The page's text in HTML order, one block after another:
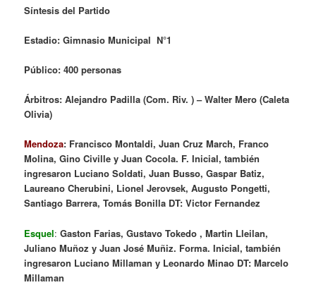
Síntesis del Partido
Estadio: Gimnasio Municipal N°1
Público: 400 personas
Árbitros: Alejandro Padilla (Com. Riv. ) – Walter Mero (Caleta
Olivia)
Mendoza: Francisco Montaldi, Juan Cruz March, Franco
Molina, Gino Civille y Juan Cocola. F. Inicial, también
ingresaron Luciano Soldati, Juan Busso, Gaspar Batiz,
Laureano Cherubini, Lionel Jerovsek, Augusto Pongetti,
Santiago Barrera, Tomás Bonilla DT: Victor Fernandez
Esquel:Gaston Farias, Gustavo Tokedo , Martin Lleilan,
Juliano Muñoz y Juan José Muñiz. Forma. Inicial, también
ingresaron Luciano Millaman y Leonardo Minao DT: Marcelo
Millaman